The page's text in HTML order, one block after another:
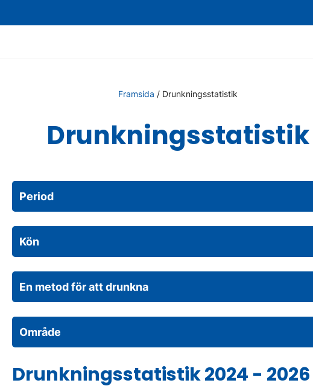
Framsida / Drunkningsstatistik
Drunkningsstatistik
Period
Kön
En metod för att drunkna
Område
Drunkningsstatistik 2024 - 2026